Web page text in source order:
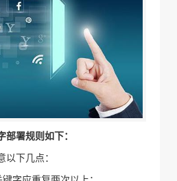
署规则如下：
下几点：